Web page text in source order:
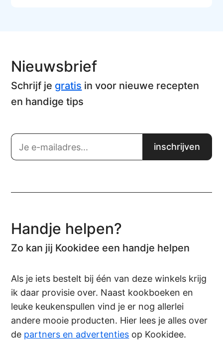
Nieuwsbrief
Schrijf je gratis in voor nieuwe recepten
en handige tips
Handje helpen?
Zo kan jij Kookidee een handje helpen
Als je iets bestelt bij één van deze winkels krijg
ik daar provisie over. Naast kookboeken en
leuke keukenspullen vind je er nog allerlei
andere mooie producten. Hier lees je alles over
de partners en advertenties op Kookidee.